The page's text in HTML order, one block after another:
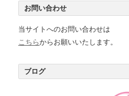
お問い合わせ
当サイトへのお問い合わせは
こちらからお願いいたします。
ブログ